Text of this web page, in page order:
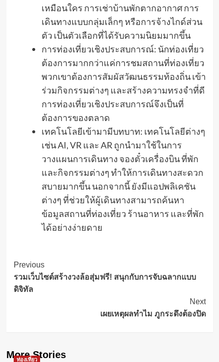
เหมือนใคร การเช่าบ้านพักตากอากาศ การ
เดินทางแบบกลุ่มเล็กๆ หรือการจ้างไกด์ส่วน
ตัว เป็นตัวเลือกที่ได้รับความนิยมมากขึ้น
การท่องเที่ยวเชิงประสบการณ์: นักท่องเที่ยว
ต้องการมากกว่าแค่การชมสถานที่ท่องเที่ยว
พวกเขาต้องการสัมผัสวัฒนธรรมท้องถิ่น เข้า
ร่วมกิจกรรมต่างๆ และสร้างความทรงจำที่ดี
การท่องเที่ยวเชิงประสบการณ์จึงเป็นที่
ต้องการของตลาด
เทคโนโลยีเข้ามามีบทบาท: เทคโนโลยีต่างๆ
เช่น AI, VR และ AR ถูกนำมาใช้ในการ
วางแผนการเดินทาง จองตั๋วเครื่องบิน ที่พัก
และกิจกรรมต่างๆ ทำให้การเดินทางสะดวก
สบายมากขึ้น นอกจากนี้ ยังมีแอปพลิเคชัน
ต่างๆ ที่ช่วยให้ผู้เดินทางสามารถค้นหา
ข้อมูลสถานที่ท่องเที่ยว ร้านอาหาร และที่พัก
ได้อย่างง่ายดาย
Post
Navigation
Previous
รวมเว็บไซต์สร้างวงล้อสุ่มฟรี! สนุกกับการจับฉลากแบบ
ดิจิทัล
Next
เผยเหตุผลทำไม ภูกระดึงต้องปิด
More Stories
ท่องเที่ยว